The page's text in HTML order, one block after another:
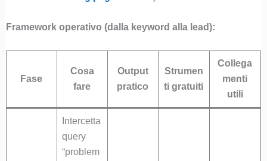
Framework operativo (dalla keyword alla lead):
Fase
Cosa
fare
Output
pratico
Strumen
ti gratuiti
Collega
menti
utili
Intercetta
query
“problem